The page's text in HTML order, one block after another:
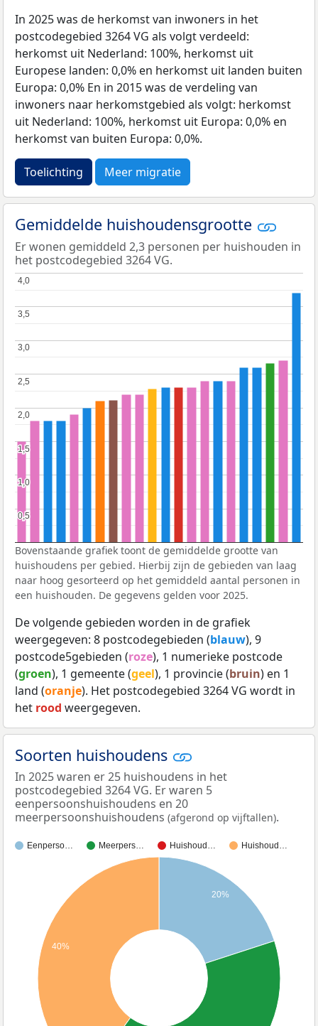
In 2025 was de herkomst van inwoners in het
postcodegebied 3264 VG als volgt verdeeld:
herkomst uit Nederland: 100%, herkomst uit
Europese landen: 0,0% en herkomst uit landen buiten
Europa: 0,0% En in 2015 was de verdeling van
inwoners naar herkomstgebied als volgt: herkomst
uit Nederland: 100%, herkomst uit Europa: 0,0% en
herkomst van buiten Europa: 0,0%.
Toelichting Meer migratie
Gemiddelde huishoudensgrootte
Er wonen gemiddeld 2,3 personen per huishouden in
het postcodegebied 3264 VG.
0,5
0,5
1,0
1,0
1,5
1,5
2,0
2,0
2,5
2,5
3,0
3,0
3,5
3,5
4,0
4,0
Bovenstaande grafiek toont de gemiddelde grootte van
huishoudens per gebied. Hierbij zijn de gebieden van laag
naar hoog gesorteerd op het gemiddeld aantal personen in
een huishouden. De gegevens gelden voor 2025.
De volgende gebieden worden in de grafiek
weergegeven: 8 postcodegebieden (blauw), 9
postcode5gebieden (roze), 1 numerieke postcode
(groen), 1 gemeente (geel), 1 provincie (bruin) en 1
land (oranje). Het postcodegebied 3264 VG wordt in
het rood weergegeven.
Soorten huishoudens
In 2025 waren er 25 huishoudens in het
postcodegebied 3264 VG. Er waren 5
eenpersoonshuishoudens en 20
meerpersoonshuishoudens (afgerond op vijftallen).
Eenperso… Meerpers… Huishoud… Huishoud…
20%
40%